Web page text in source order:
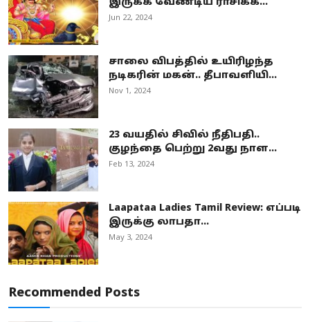
இருக்க வேண்டிய ராசிக்க...
Jun 22, 2024
சாலை விபத்தில் உயிரிழந்த
நடிகரின் மகன்.. தீபாவளியி...
Nov 1, 2024
23 வயதில் சிவில் நீதிபதி..
குழந்தை பெற்று 2வது நாள...
Feb 13, 2024
Laapataa Ladies Tamil Review: எப்படி
இருக்கு லாபதா...
May 3, 2024
Recommended Posts